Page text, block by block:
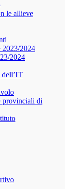
le allieve
2023/2024
2024
dell’IT
provinciali di